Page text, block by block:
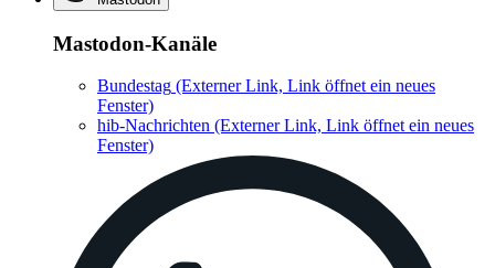
Mastodon-Kanäle
Bundestag (Externer Link, Link öffnet ein neues
Fenster)
hib-Nachrichten (Externer Link, Link öffnet ein neues
Fenster)